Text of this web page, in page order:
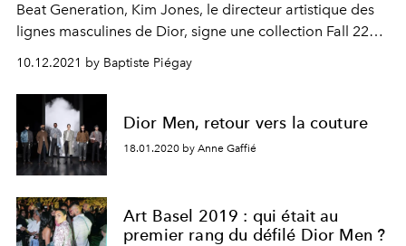
Beat Generation, Kim Jones, le directeur artistique des
lignes masculines de Dior, signe une collection Fall 22
joyeuse et renversante.
10.12.2021 by Baptiste Piégay
Dior Men, retour vers la couture
18.01.2020 by Anne Gaffié
Art Basel 2019 : qui était au
premier rang du défilé Dior Men ?